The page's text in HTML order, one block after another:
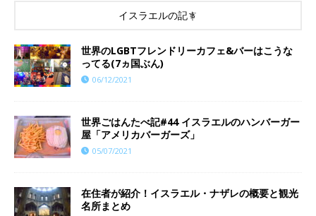
イスラエルの記事
世界のLGBTフレンドリーカフェ&バーはこうな
ってる(7ヵ国ぶん)
06/12/2021
世界ごはんたべ記#44 イスラエルのハンバーガー
屋「アメリカバーガーズ」
05/07/2021
在住者が紹介！イスラエル・ナザレの概要と観光
名所まとめ